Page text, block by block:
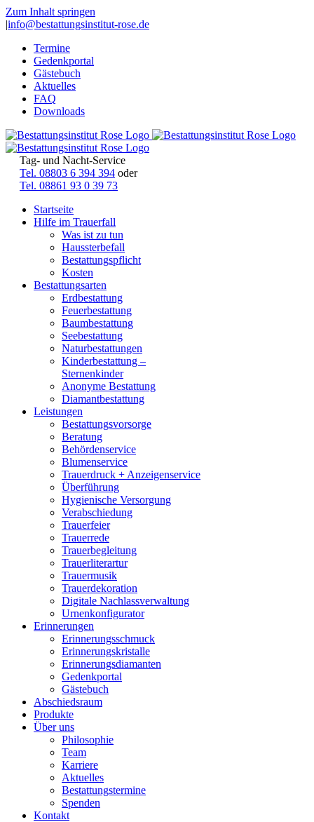
Zum Inhalt springen
|info@bestattungsinstitut-rose.de
Termine
Gedenkportal
Gästebuch
Aktuelles
FAQ
Downloads
Tag- und Nacht-Service
Tel. 08803 6 394 394 oder
Tel. 08861 93 0 39 73
Startseite
Hilfe im Trauerfall
Was ist zu tun
Haussterbefall
Bestattungspflicht
Kosten
Bestattungsarten
Erdbestattung
Feuerbestattung
Baumbestattung
Seebestattung
Naturbestattungen
Kinderbestattung –
Sternenkinder
Anonyme Bestattung
Diamantbestattung
Leistungen
Bestattungsvorsorge
Beratung
Behördenservice
Blumenservice
Trauerdruck + Anzeigenservice
Überführung
Hygienische Versorgung
Verabschiedung
Trauerfeier
Trauerrede
Trauerbegleitung
Trauerliterartur
Trauermusik
Trauerdekoration
Digitale Nachlassverwaltung
Urnenkonfigurator
Erinnerungen
Erinnerungsschmuck
Erinnerungskristalle
Erinnerungsdiamanten
Gedenkportal
Gästebuch
Abschiedsraum
Produkte
Über uns
Philosophie
Team
Karriere
Aktuelles
Bestattungstermine
Spenden
Kontakt